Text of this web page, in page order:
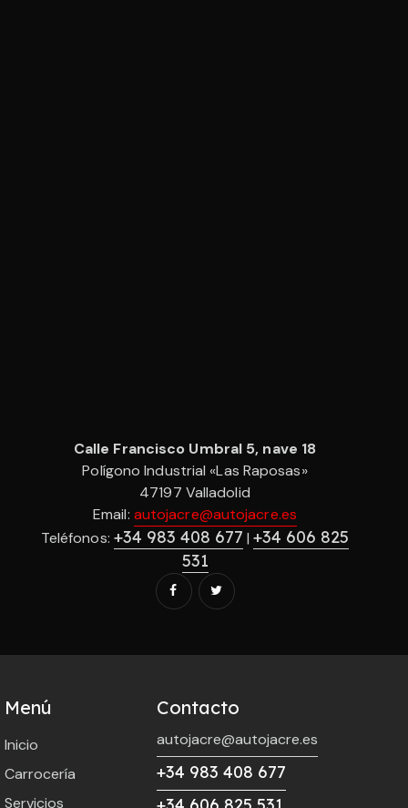
Calle Francisco Umbral 5, nave 18
Polígono Industrial «Las Raposas»
47197 Valladolid
Email: autojacre@autojacre.es
Teléfonos: +34 983 408 677 |+34 606 825
531
Menú
Inicio
Carrocería
Servicios
Contacto
autojacre@autojacre.es
+34 983 408 677